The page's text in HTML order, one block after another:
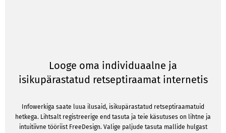
Looge oma individuaalne ja
isikupärastatud retseptiraamat internetis
Infowerkiga saate luua ilusaid, isikupärastatud retseptiraamatuid
hetkega. Lihtsalt registreerige end tasuta ja teie käsutuses on lihtne ja
intuitiivne tööriist FreeDesign. Valige paljude tasuta mallide hulgast